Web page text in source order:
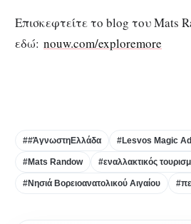
Επισκεφτείτε το blog του Mats
εδώ: nouw.com/exploremore
##ΆγνωστηΕλλάδα #Lesvos Magic
#Mats Randow #εναλλακτικός
#Νησιά Βορειοανατολικού Αιγαίου